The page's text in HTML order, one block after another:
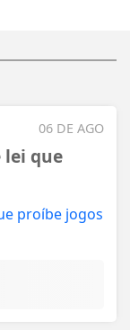
06 DE AGO
lei que